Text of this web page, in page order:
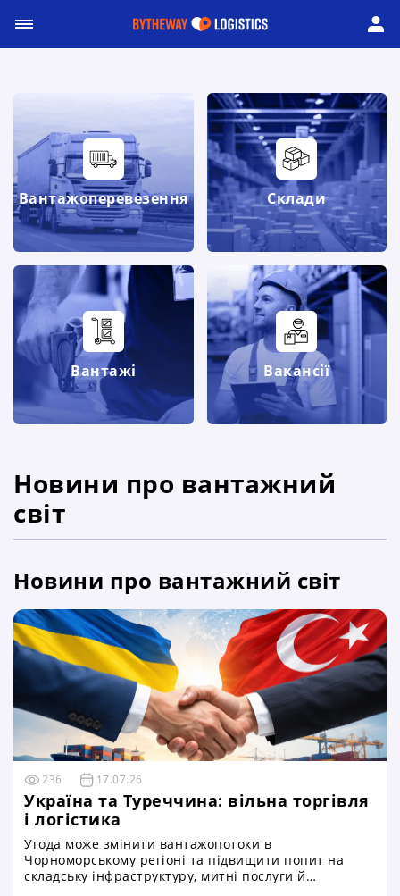
Вантажоперевезення Склади
Вантажі Вакансії
Новини про вантажний
світ
Новини про вантажний світ
236 17.07.26
Україна та Туреччина: вільна торгівля
і логістика
Угода може змінити вантажопотоки в
Чорноморському регіоні та підвищити попит на
складську інфраструктуру, митні послуги й